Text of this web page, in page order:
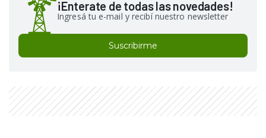
¡Enterate de todas las novedades!
Ingresá tu e-mail y recibí nuestro newsletter
Suscribirme